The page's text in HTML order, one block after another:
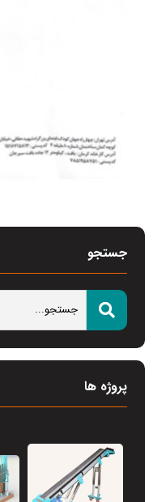
جستجو
پروژه ها